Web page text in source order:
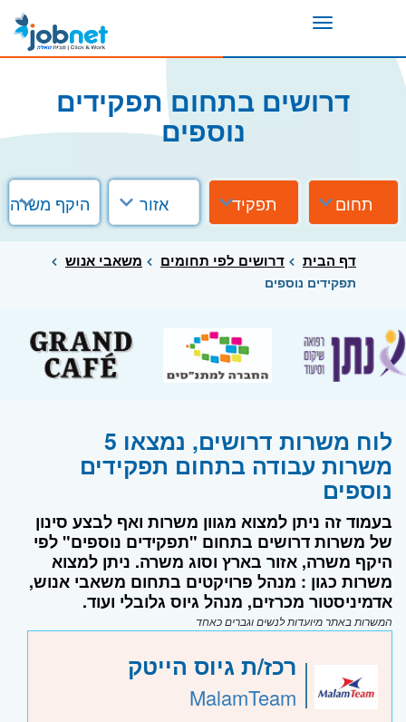
Toggle
דרושים בתחום תפקידים
נוספים
תחום תפקיד אזור היקף משרה
דף הבית דרושים לפי תחומים משאבי אנוש
תפקידים נוספים
לוח משרות דרושים, נמצאו 5
משרות עבודה בתחום תפקידים
נוספים
בעמוד זה ניתן למצוא מגוון משרות ואף לבצע סינון
של משרות דרושים בתחום "תפקידים נוספים" לפי
היקף משרה, אזור בארץ וסוג משרה. ניתן למצוא
משרות כגון : מנהל פרויקטים בתחום משאבי אנוש,
אדמיניסטור מכרזים, מנהל גיוס גלובלי ועוד.
המשרות באתר מיועדות לנשים וגברים כאחד
רכז/ת גיוס הייטק
MalamTeam